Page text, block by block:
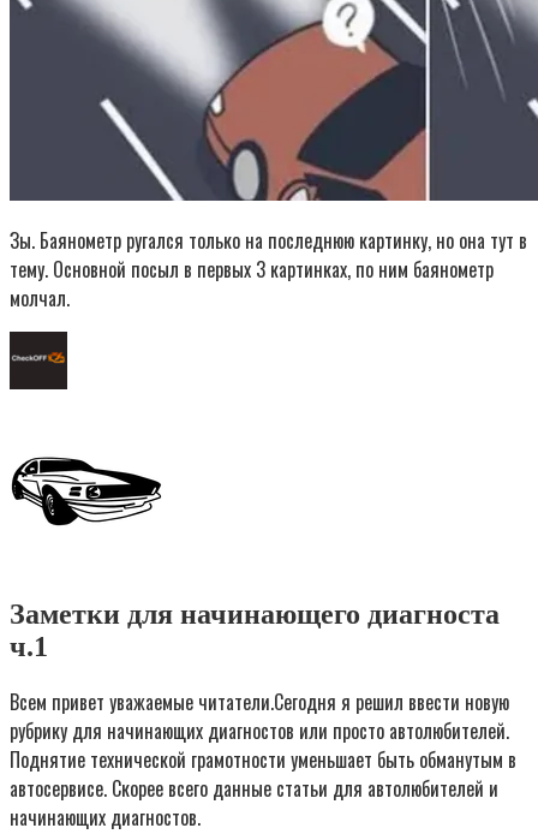
Зы. Баянометр ругался только на последнюю картинку, но она тут в
тему. Основной посыл в первых 3 картинках, по ним баянометр
молчал.
Заметки для начинающего диагноста
ч.1
Всем привет уважаемые читатели.Сегодня я решил ввести новую
рубрику для начинающих диагностов или просто автолюбителей.
Поднятие технической грамотности уменьшает быть обманутым в
автосервисе. Скорее всего данные статьи для автолюбителей и
начинающих диагностов.